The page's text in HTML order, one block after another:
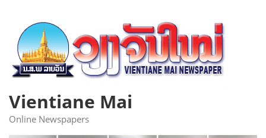
content
Vientiane Mai
Online Newspapers